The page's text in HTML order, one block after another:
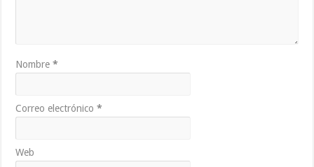
Nombre*
Correo electrónico*
Web